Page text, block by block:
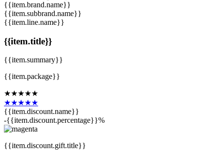
{{item.brand.name}}
{{item.subbrand.name}}
{{item.line.name}}
{{item.title}}
{{item.summary}}
{{item.package}}
★★★★★
★★★★★
{{item.discount.name}}
-{{item.discount.percentage}}%
{{item.discount.gift.title}}